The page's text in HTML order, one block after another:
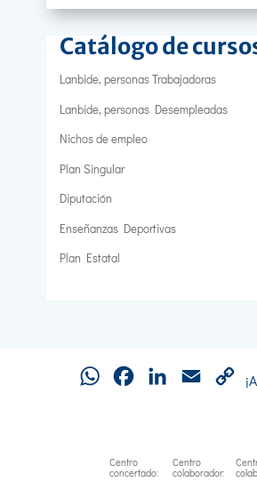
Catálogo de
Lanbide, personas Trabajadoras
Lanbide, personas Desempleadas
Nichos de empleo
Plan Singular
Diputación
Enseñanzas Deportivas
Plan Estatal
WhatsAppFacebookLinkedInEmail
Centro
concertado:
Centro
colaborador: